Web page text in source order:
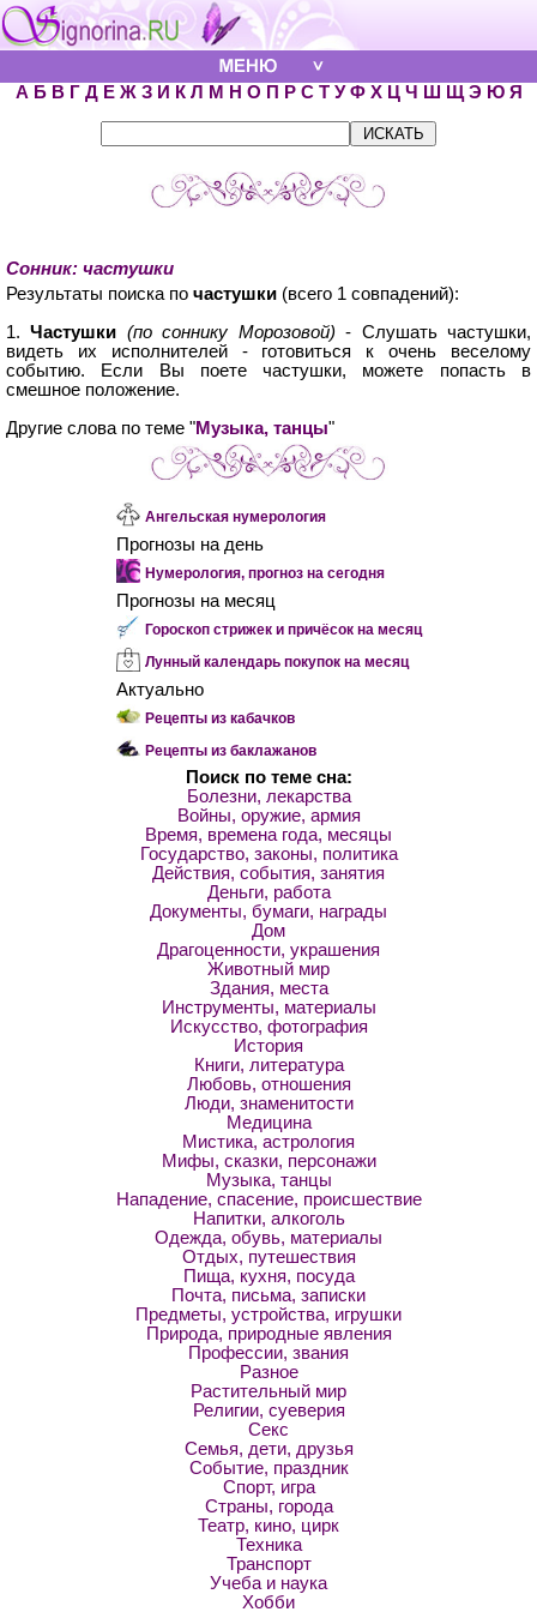
А Б В Г Д Е Ж З И К Л М Н О П Р С Т У Ф Х Ц Ч Ш Щ Э Ю Я
Сонник: частушки
Результаты поиска по частушки (всего 1 совпадений):
1.Частушки (по соннику Морозовой) - Слушать частушки,
видеть их исполнителей - готовиться к очень веселому
событию. Если Вы поете частушки, можете попасть в
смешное положение.
Другие слова по теме "Музыка, танцы"
Ангельская нумерология
Прогнозы на день
Нумерология, прогноз на сегодня
Прогнозы на месяц
Гороскоп стрижек и причёсок на месяц
Лунный календарь покупок на месяц
Актуально
Рецепты из кабачков
Рецепты из баклажанов
Поиск по теме сна:
Болезни, лекарства
Войны, оружие, армия
Время, времена года, месяцы
Государство, законы, политика
Действия, события, занятия
Деньги, работа
Документы, бумаги, награды
Дом
Драгоценности, украшения
Животный мир
Здания, места
Инструменты, материалы
Искусство, фотография
История
Книги, литература
Любовь, отношения
Люди, знаменитости
Медицина
Мистика, астрология
Мифы, сказки, персонажи
Музыка, танцы
Нападение, спасение, происшествие
Напитки, алкоголь
Одежда, обувь, материалы
Отдых, путешествия
Пища, кухня, посуда
Почта, письма, записки
Предметы, устройства, игрушки
Природа, природные явления
Профессии, звания
Разное
Растительный мир
Религии, суеверия
Секс
Семья, дети, друзья
Событие, праздник
Спорт, игра
Страны, города
Театр, кино, цирк
Техника
Транспорт
Учеба и наука
Хобби